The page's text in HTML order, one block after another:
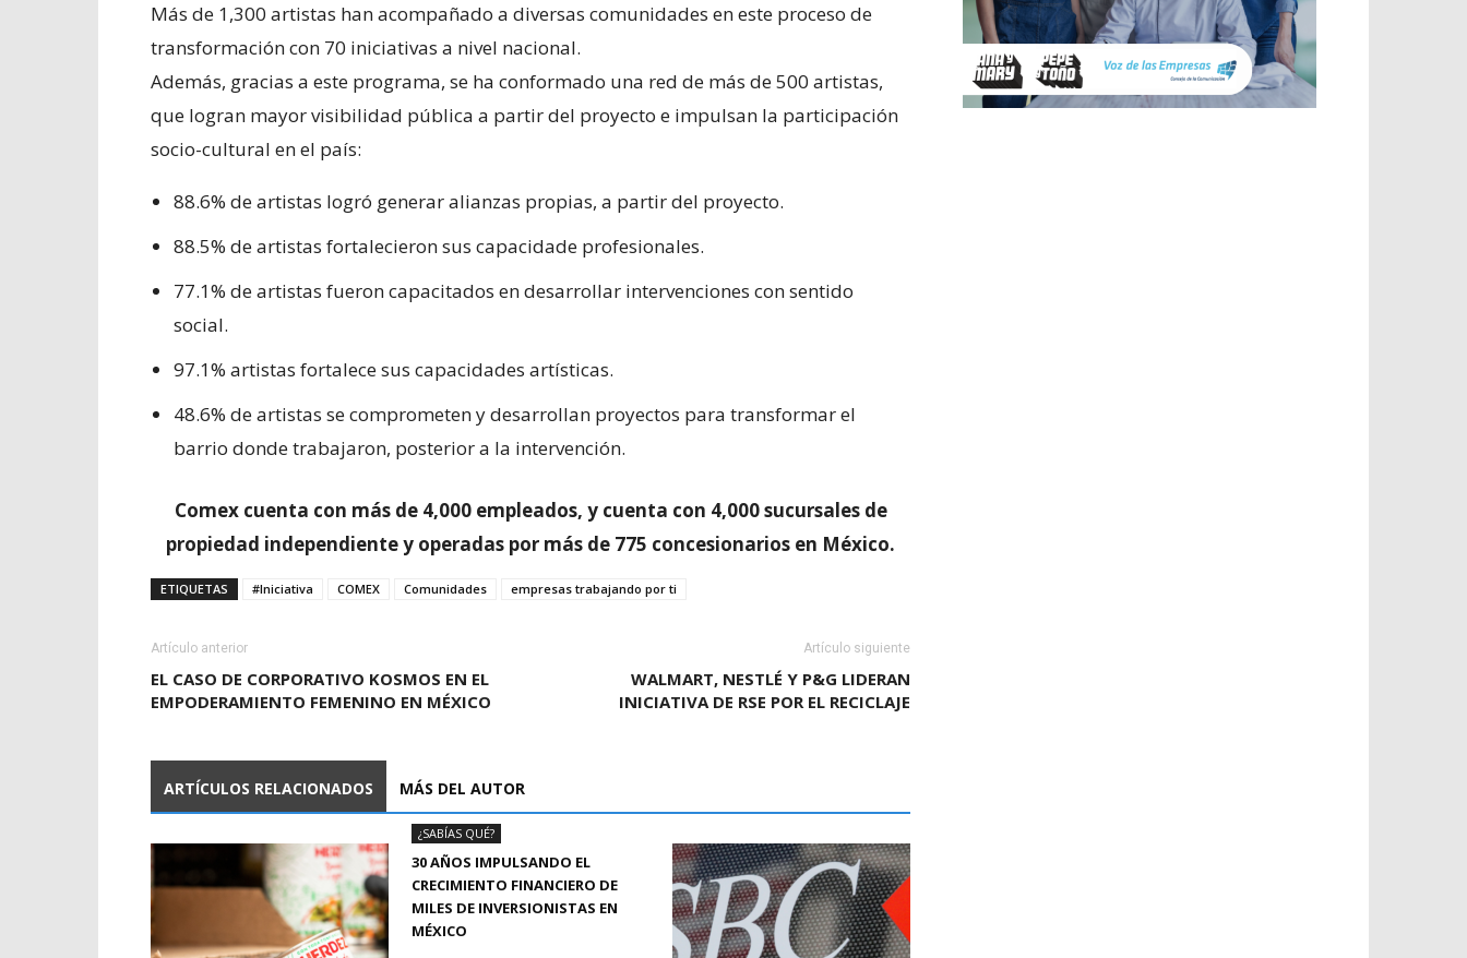
Más de 1,300 artistas han acompañado a diversas comunidades en este proceso de
transformación con 70 iniciativas a nivel nacional.
Además, gracias a este programa, se ha conformado una red de más de 500 artistas,
que logran mayor visibilidad pública a partir del proyecto e impulsan la participación
socio-cultural en el país:
88.6% de artistas logró generar alianzas propias, a partir del proyecto.
88.5% de artistas fortalecieron sus capacidade profesionales.
77.1% de artistas fueron capacitados en desarrollar intervenciones con sentido
social.
97.1% artistas fortalece sus capacidades artísticas.
48.6% de artistas se comprometen y desarrollan proyectos para transformar el
barrio donde trabajaron, posterior a la intervención.
Comex cuenta con más de 4,000 empleados, y cuenta con 4,000 sucursales de
propiedad independiente y operadas por más de 775 concesionarios en México.
ETIQUETAS #Iniciativa COMEX Comunidades empresas trabajando por ti
Artículo anterior
EL CASO DE CORPORATIVO KOSMOS EN EL
EMPODERAMIENTO FEMENINO EN MÉXICO
Artículo siguiente
WALMART, NESTLÉ Y P&G LIDERAN
INICIATIVA DE RSE POR EL RECICLAJE
ARTÍCULOS RELACIONADOS MÁS DEL AUTOR
¿SABÍAS QUÉ?
30 AÑOS IMPULSANDO EL
CRECIMIENTO FINANCIERO DE
MILES DE INVERSIONISTAS EN
MÉXICO